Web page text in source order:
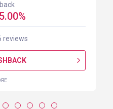
reviews